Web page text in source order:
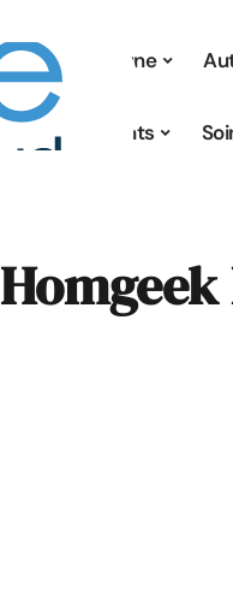
À la une
Parents